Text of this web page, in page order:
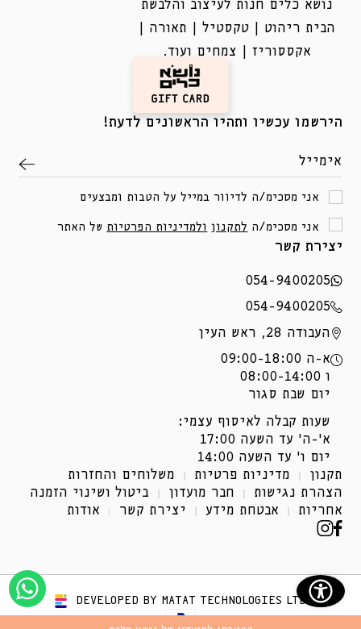
תקנון מדיניות פרטיות
משלוחים והחזרות
הצהרת נגישות
חבר מועדון
ביטול ושינוי הזמנה
אחריות
אבטחת מידע יצירת קשר אודות
פייסבוק
בחלון
חדש.)
אינסטגרם
בחלון
חדש.)
יצירת קשר
054-9400205
054-9400205
העבודה 28, ראש העין
א-ה 09:00-18:00
ו 08:00-14:00
יום שבת סגור
שעות קבלה לאיסוף עצמי:
א'-ה' עד השעה 17:00
יום ו' עד השעה 14:00
נושא כלים חנות לעיצוב והלבשת
הבית ריהוט | טקסטיל | תאורה |
אקססוריז | צמחים ועוד.
הירשמו עכשיו ותהיו הראשונים לדעת!
אימייל
אני מסכימ/ה לדיוור במייל על הטבות ומבצעים
אני מסכימ/ה לתקנון ולמדיניות הפרטיות של האתר
DEVELOPED BY MATAT TECHNOLOGIES LTD